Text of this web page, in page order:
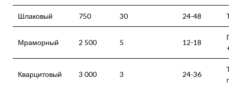
Шлаковый 750 30 24-48
Мраморный 2 500 5 12-18
Кварцитовый 3 000 3 24-36